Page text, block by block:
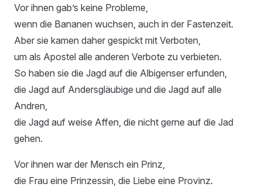
Vor ihnen gab’s keine Probleme,
wenn die Bananen wuchsen, auch in der Fastenzeit.
Aber sie kamen daher gespickt mit Verboten,
um als Apostel alle anderen Verbote zu verbieten.
So haben sie die Jagd auf die Albigenser erfunden,
die Jagd auf Andersgläubige und die Jagd auf alle
Andren,
die Jagd auf weise Affen, die nicht gerne auf die Jad
gehen.
Vor ihnen war der Mensch ein Prinz,
die Frau eine Prinzessin, die Liebe eine Provinz.